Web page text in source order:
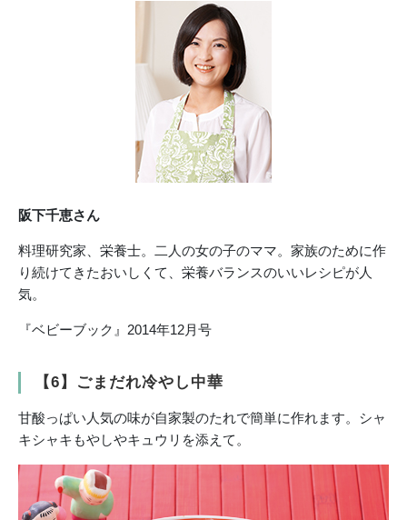
阪下千恵さん
料理研究家、栄養士。二人の女の子のママ。家族のために作
り続けてきたおいしくて、栄養バランスのいいレシピが人
気。
『ベビーブック』2014年12月号
【6】ごまだれ冷やし中華
甘酸っぱい人気の味が自家製のたれで簡単に作れます。シャ
キシャキもやしやキュウリを添えて。